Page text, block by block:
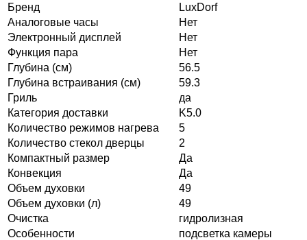
Бренд
LuxDorf
Аналоговые часы
Нет
Электронный дисплей
Нет
Функция пара
Нет
Глубина (см)
56.5
Глубина встраивания (см)
59.3
Гриль
да
Категория доставки
K5.0
Количество режимов нагрева
5
Количество стекол дверцы
2
Компактный размер
Да
Конвекция
Да
Объем духовки
49
Объем духовки (л)
49
Очистка
гидролизная
Особенности
подсветка камеры